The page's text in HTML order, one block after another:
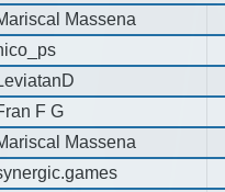
Massena
F G
Massena